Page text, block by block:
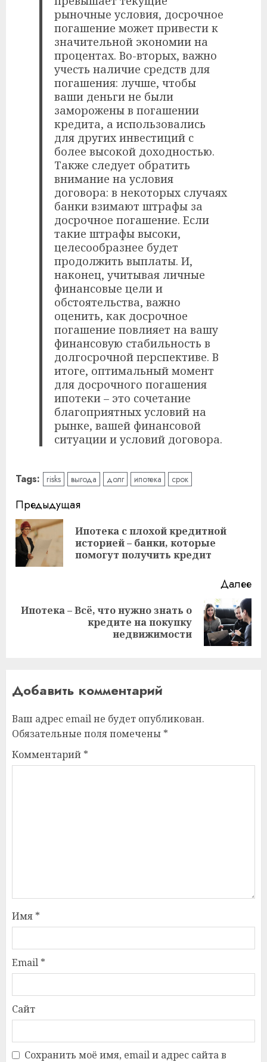
рыночные условия, досрочное
погашение может привести к
значительной экономии на
процентах. Во-вторых, важно
учесть наличие средств для
погашения: лучше, чтобы
ваши деньги не были
заморожены в погашении
кредита, а использовались
для других инвестиций с
более высокой доходностью.
Также следует обратить
внимание на условия
договора: в некоторых случаях
банки взимают штрафы за
досрочное погашение. Если
такие штрафы высоки,
целесообразнее будет
продолжить выплаты. И,
наконец, учитывая личные
финансовые цели и
обстоятельства, важно
оценить, как досрочное
погашение повлияет на вашу
финансовую стабильность в
долгосрочной перспективе. В
итоге, оптимальный момент
для досрочного погашения
ипотеки – это сочетание
благоприятных условий на
рынке, вашей финансовой
ситуации и условий договора.
Tags: risks выгода долг ипотека срок
Читать
далее
Предыдущая
Ипотека с плохой кредитной
историей – банки, которые
помогут получить кредит
Далее
Следующая
Ипотека – Всё, что нужно знать о
кредите на покупку
недвижимости
Добавить комментарий
Ваш адрес email не будет опубликован.
Обязательные поля помечены *
Комментарий *
Имя *
Email *
Сайт
Сохранить моё имя, email и адрес сайта в